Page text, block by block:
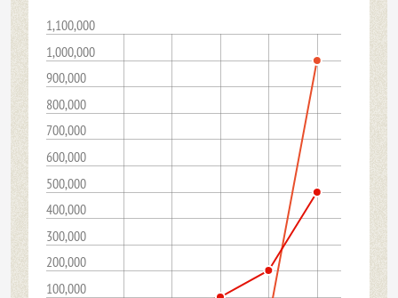
100,000
200,000
300,000
400,000
500,000
600,000
700,000
800,000
900,000
1,000,000
1,100,000